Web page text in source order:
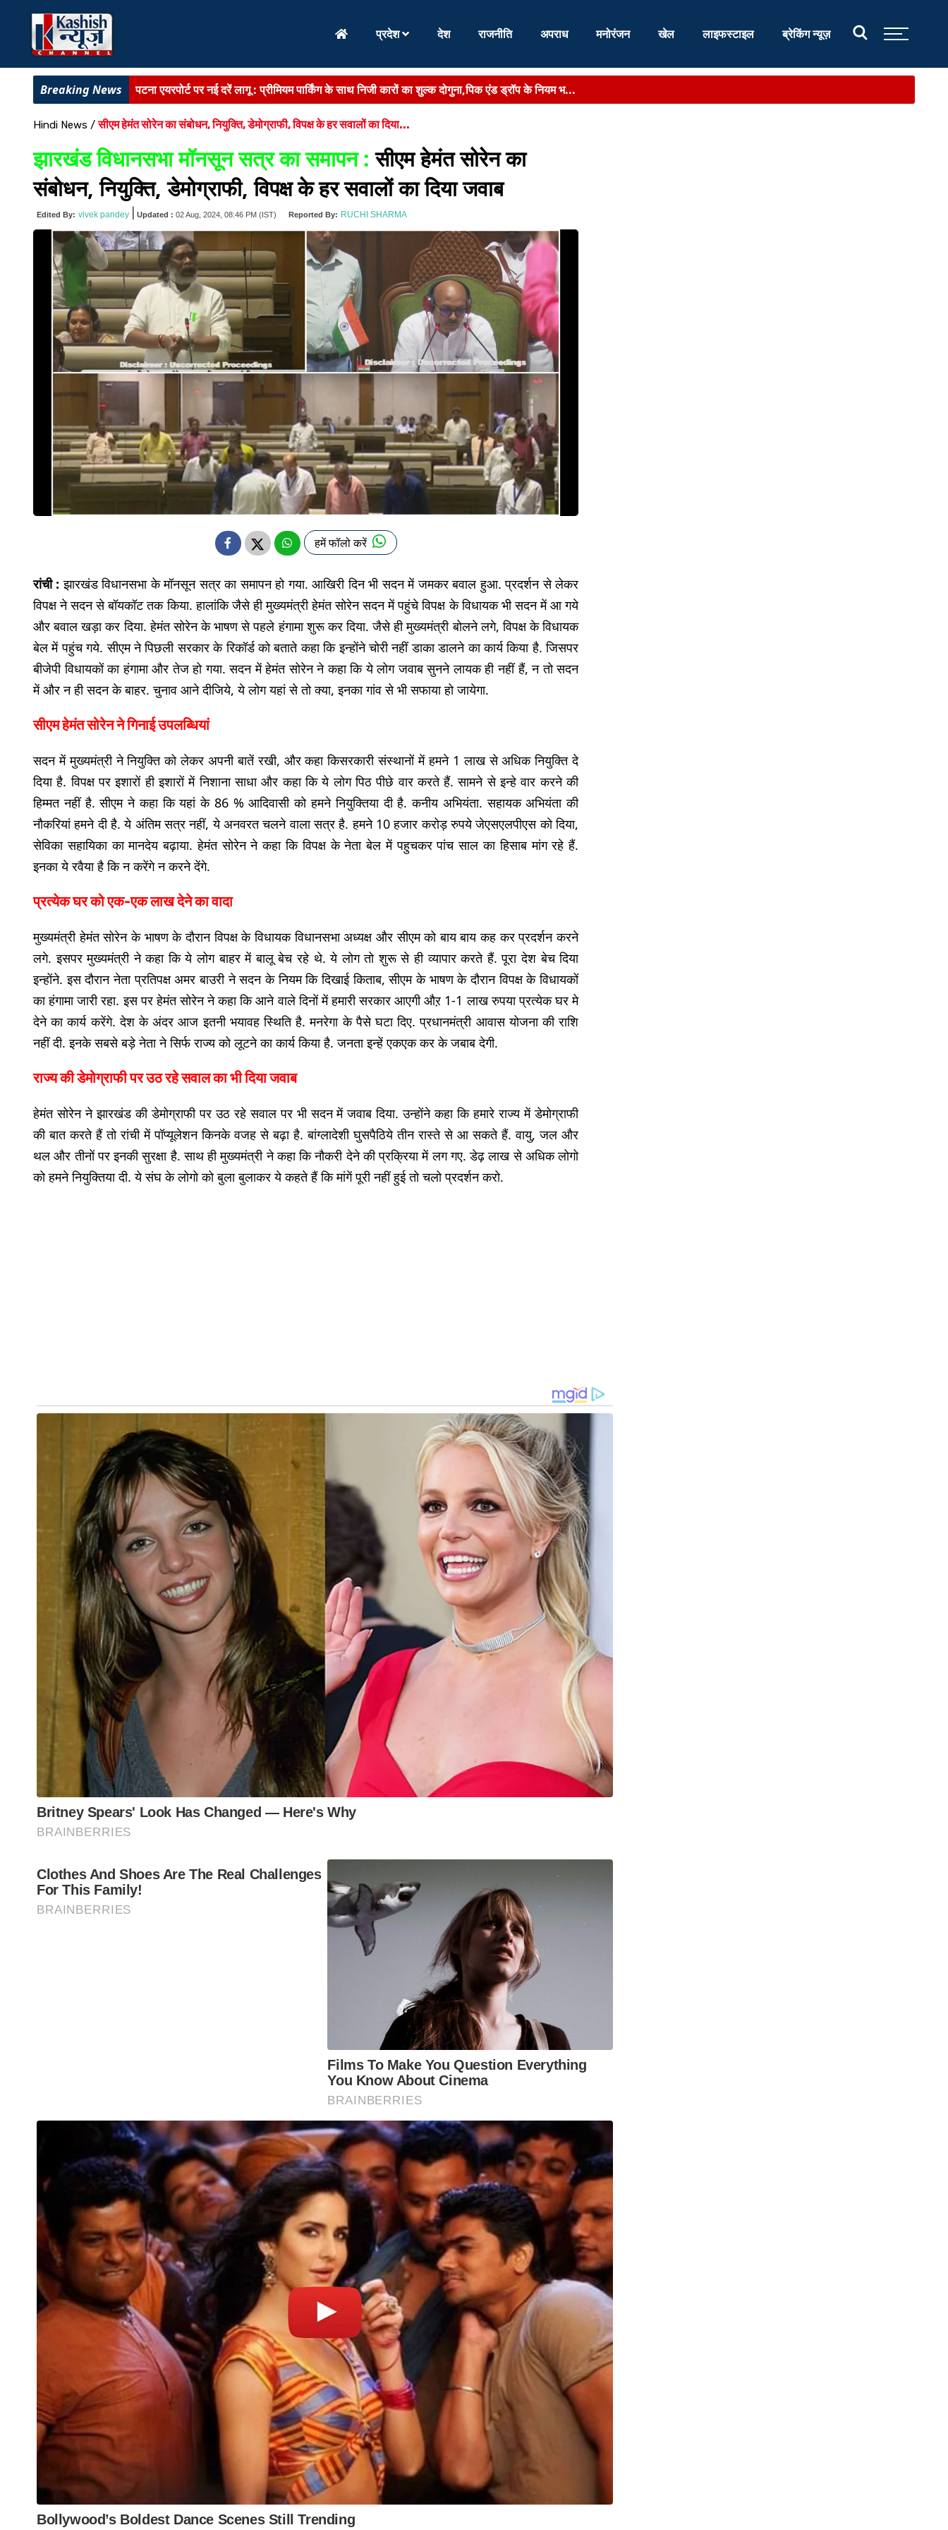
प्रदेश देश राजनीति अपराध मनोरंजन खेल लाइफस्टाइल ब्रेकिंग न्यूज़
बिहार में राशन कार्ड महाअभियान तेज :13 अगस्त तक 11 लाख नए कार्ड बनेंगे,15 अगस्त तक पात्र परिवारों को मिलेगा लाभ...
BIHAR NEWS :प्रीमियम पार्किंग के साथ पटना एयरपोर्ट पर नई दरें लागू, निजी कारों का शुल्क...
BIG BREAKING :
पटना-सरमेरा NH पर भीषण सड़क हादसा, ट्रक ने ऑटो को रौंदा, एक ही परिवार के 3 ...
बिहार में शिक्षक स्थानांतरण प्रक्रिया तेज : 61,558 आवेदन प्राप्त,7 अगस्त से समितियों की बैठकें,सितंबर में 3 चरणों में त...
BIHAR NEWS :
पाटलिपुत्र ग्रीनफील्ड टाउनशिप बनेगी निवेश और रोजगार का नया केंद्र, IT से ले...
पटना एयरपोर्ट पर नई दरें लागू :प्रीमियम पार्किंग के साथ निजी कारों का शुल्क दोगुना,पिक एंड ड्रॉप के नियम भ...
Hindi News / सीएम हेमंत सोरेन का संबोधन, नियुक्ति, डेमोग्राफी, विपक्ष के हर सवालों का दिया...
झारखंड विधानसभा मॉनसून सत्र का समापन :सीएम हेमंत सोरेन का
संबोधन, नियुक्ति, डेमोग्राफी, विपक्ष के हर सवालों का दिया जवाब
Edited By: vivek pandey Updated : 02 Aug, 2024, 08:46 PM (IST) Reported By: RUCHI SHARMA
हमें फॉलो करें
रांची : झारखंड विधानसभा के मॉनसून सत्र का समापन हो गया. आखिरी दिन भी सदन में जमकर बवाल हुआ. प्रदर्शन से लेकर
विपक्ष ने सदन से बॉयकॉट तक किया. हालांकि जैसे ही मुख्यमंत्री हेमंत सोरेन सदन में पहुंचे विपक्ष के विधायक भी सदन में आ गये
और बवाल खड़ा कर दिया. हेमंत सोरेन के भाषण से पहले हंगामा शुरू कर दिया. जैसे ही मुख्यमंत्री बोलने लगे, विपक्ष के विधायक
बेल में पहुंच गये. सीएम ने पिछली सरकार के रिकॉर्ड को बताते कहा कि इन्होंने चोरी नहीं डाका डालने का कार्य किया है. जिसपर
बीजेपी विधायकों का हंगामा और तेज हो गया. सदन में हेमंत सोरेन ने कहा कि ये लोग जवाब सुनने लायक ही नहीं हैं, न तो सदन
में और न ही सदन के बाहर. चुनाव आने दीजिये, ये लोग यहां से तो क्या, इनका गांव से भी सफाया हो जायेगा.
सीएम हेमंत सोरेन ने गिनाई उपलब्धियां
सदन में मुख्यमंत्री ने नियुक्ति को लेकर अपनी बातें रखी, और कहा किसरकारी संस्थानों में हमने 1 लाख से अधिक नियुक्ति दे
दिया है. विपक्ष पर इशारों ही इशारों में निशाना साधा और कहा कि ये लोग पिठ पीछे वार करते हैं. सामने से इन्हे वार करने की
हिम्मत नहीं है. सीएम ने कहा कि यहां के 86 % आदिवासी को हमने नियुक्तिया दी है. कनीय अभियंता. सहायक अभियंता की
नौकरियां हमने दी है. ये अंतिम सत्र नहीं, ये अनवरत चलने वाला सत्र है. हमने 10 हजार करोड़ रुपये जेएसएलपीएस को दिया,
सेविका सहायिका का मानदेय बढ़ाया. हेमंत सोरेन ने कहा कि विपक्ष के नेता बेल में पहुचकर पांच साल का हिसाब मांग रहे हैं.
इनका ये रवैया है कि न करेंगे न करने देंगे.
प्रत्येक घर को एक-एक लाख देने का वादा
मुख्यमंत्री हेमंत सोरेन के भाषण के दौरान विपक्ष के विधायक विधानसभा अध्यक्ष और सीएम को बाय बाय कह कर प्रदर्शन करने
लगे. इसपर मुख्यमंत्री ने कहा कि ये लोग बाहर में बालू बेच रहे थे. ये लोग तो शुरू से ही व्यापार करते हैं. पूरा देश बेच दिया
इन्होंने. इस दौरान नेता प्रतिपक्ष अमर बाउरी ने सदन के नियम कि दिखाई किताब, सीएम के भाषण के दौरान विपक्ष के विधायकों
का हंगामा जारी रहा. इस पर हेमंत सोरेन ने कहा कि आने वाले दिनों में हमारी सरकार आएगी औऱ 1-1 लाख रुपया प्रत्येक घर मे
देने का कार्य करेंगे. देश के अंदर आज इतनी भयावह स्थिति है. मनरेगा के पैसे घटा दिए. प्रधानमंत्री आवास योजना की राशि
नहीं दी. इनके सबसे बड़े नेता ने सिर्फ राज्य को लूटने का कार्य किया है. जनता इन्हें एकएक कर के जबाब देगी.
राज्य की डेमोग्राफी पर उठ रहे सवाल का भी दिया जवाब
हेमंत सोरेन ने झारखंड की डेमोग्राफी पर उठ रहे सवाल पर भी सदन में जवाब दिया. उन्होंने कहा कि हमारे राज्य में डेमोग्राफी
की बात करते हैं तो रांची में पॉप्यूलेशन किनके वजह से बढ़ा है. बांग्लादेशी घुसपैठिये तीन रास्ते से आ सकते हैं. वायु, जल और
थल और तीनों पर इनकी सुरक्षा है. साथ ही मुख्यमंत्री ने कहा कि नौकरी देने की प्रक्रिया में लग गए. डेढ़ लाख से अधिक लोगो
को हमने नियुक्तिया दी. ये संघ के लोगो को बुला बुलाकर ये कहते हैं कि मांगें पूरी नहीं हुई तो चलो प्रदर्शन करो.